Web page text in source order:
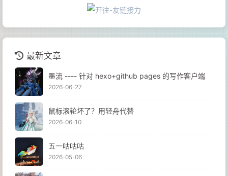
最新文章
墨流 ---- 针对 hexo+github pages 的写作客户端
2026-06-27
鼠标滚轮坏了？用轻舟代替
2026-06-10
五一咕咕咕
2026-05-06